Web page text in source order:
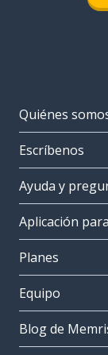
Quiénes
Escríbenos
Ayuda y
Aplicación
Planes
Equipo
Blog de